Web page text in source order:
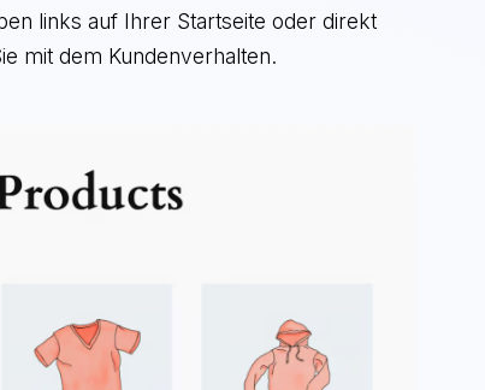
links auf Ihrer Startseite oder direkt
mit dem Kundenverhalten.